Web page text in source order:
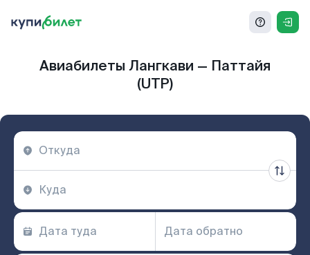
Авиабилеты Лангкави — Паттайя
(UTP)